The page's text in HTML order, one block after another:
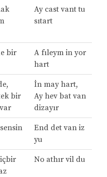
Ay cast vant tu
sıtart
bir
A fıleym in yor
hart
bir
İn may hart,
Ay hev bat van
dizayır
End det van iz
yu
No athır vil du